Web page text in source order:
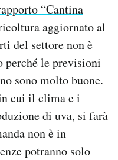
“Cantina
aggiornato al
del settore non è
perché le previsioni
sono molto buone.
cui il clima e i
di uva, si farà
non è in
potranno solo